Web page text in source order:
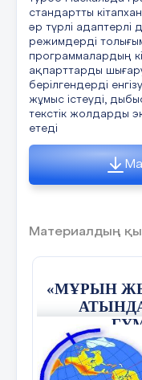
стандартты
әр түрлі адаптерлі
режимдерді
программалардың
ақпарттарды
берілгендерді
жұмыс істеуді,
текстік жолдарды
етеді
Материалдың
«МҰРЫН